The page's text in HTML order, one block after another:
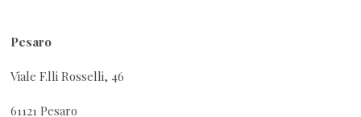
Pesaro
Viale F.lli Rosselli, 46
61121 Pesaro